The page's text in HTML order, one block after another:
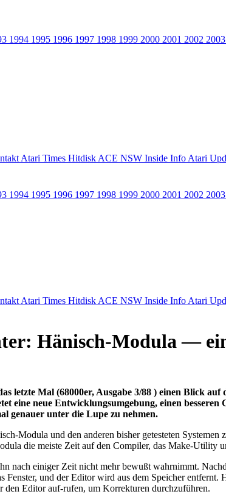
1994 1995 1996 1997 1998 1999 2000 2001 2002 2003
Atari Times Hitdisk ACE NSW Inside Info Atari
1994 1995 1996 1997 1998 1999 2000 2001 2002 2003
Atari Times Hitdisk ACE NSW Inside Info Atari
Hänisch-Modula —
letzte Mal (68000er, Ausgabe 3/88 ) einen Blick
eine neue Entwicklungsumgebung, einen
genauer unter die Lupe zu nehmen.
Modula und den anderen bisher getesteten
die meiste Zeit auf den Compiler, das Make-Utility
nach einiger Zeit nicht mehr bewußt wahrnimmt.
Fenster, und der Editor wird aus dem Speicher
den Editor auf-rufen, um Korrekturen durchzuführen.